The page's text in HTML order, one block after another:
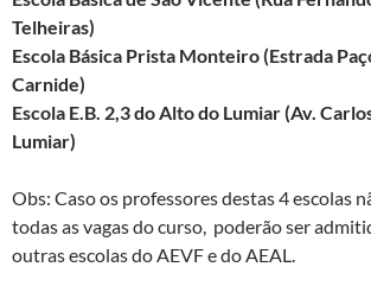
Telheiras)
Escola Básica Prista Monteiro (Estrada
Carnide)
Escola E.B. 2,3 do Alto do Lumiar (Av.
Lumiar)
Obs: Caso os professores destas 4 escolas
todas as vagas do curso, poderão ser
outras escolas do AEVF e do AEAL.